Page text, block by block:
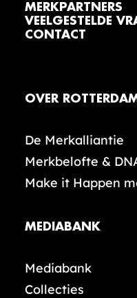
MERKPARTNERS
VEELGESTELDE
CONTACT
OVER
De Merkalliantie
Merkbelofte &
Make it Happen
MEDIABANK
Mediabank
Collecties